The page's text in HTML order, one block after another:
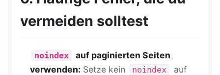
vermeiden solltest
noindex
auf paginierten Seiten
verwenden: Setze kein noindex
auf